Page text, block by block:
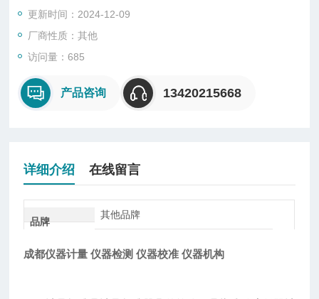
更新时间：2024-12-09
厂商性质：其他
访问量：685
产品咨询 13420215668
详细介绍 在线留言
品牌
其他品牌
成都仪器计量 仪器检测 仪器校准 仪器机构